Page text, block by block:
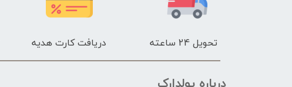
تحویل 24 ساعته دریافت کارت هدیه